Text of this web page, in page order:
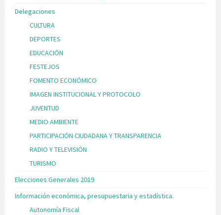
Delegaciones
CULTURA
DEPORTES
EDUCACIÓN
FESTEJOS
FOMENTO ECONÓMICO
IMAGEN INSTITUCIONAL Y PROTOCOLO
JUVENTUD
MEDIO AMBIENTE
PARTICIPACIÓN CIUDADANA Y TRANSPARENCIA
RADIO Y TELEVISIÓN
TURISMO
Elecciones Generales 2019
Información económica, presupuestaria y estadística.
Autonomía Fiscal